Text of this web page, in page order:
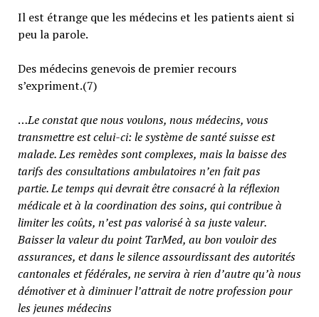
Il est étrange que les médecins et les patients aient si
peu la parole.
Des médecins genevois de premier recours
s’expriment.(7)
…Le constat que nous voulons, nous médecins, vous
transmettre est celui-ci: le système de santé suisse est
malade. Les remèdes sont complexes, mais la baisse des
tarifs des consultations ambulatoires n’en fait pas
partie.Le temps qui devrait être consacré à la réflexion
médicale et à la coordination des soins, qui contribue à
limiter les coûts, n’est pas valorisé à sa juste valeur.
Baisser la valeur du point TarMed, au bon vouloir des
assurances, et dans le silence assourdissant des autorités
cantonales et fédérales, ne servira à rien d’autre qu’à nous
démotiver et à diminuer l’attrait de notre profession pour
les jeunes médecins